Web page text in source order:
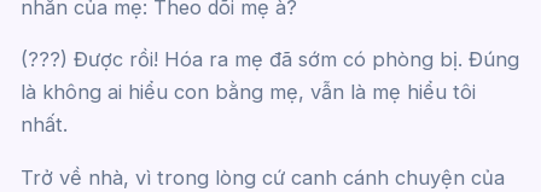
nhắn của mẹ: Theo dõi mẹ à?
(???) Được rồi! Hóa ra mẹ đã sớm có phòng bị. Đúng
là không ai hiểu con bằng mẹ, vẫn là mẹ hiểu tôi
nhất.
Trở về nhà, vì trong lòng cứ canh cánh chuyện của